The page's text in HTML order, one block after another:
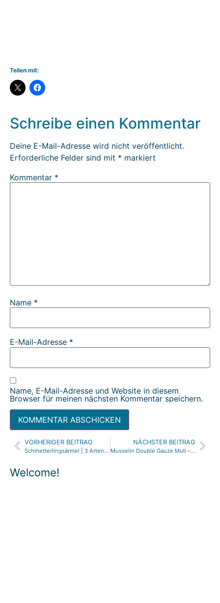
Welcome!
Teilen mit:
Schreibe einen Kommentar
Deine E-Mail-Adresse wird nicht veröffentlicht.
Erforderliche Felder sind mit * markiert
Kommentar *
Name *
E-Mail-Adresse *
Name, E-Mail-Adresse und Website in diesem
Browser für meinen nächsten Kommentar speichern.
Alternative:
VORHERIGER BEITRAG
Schmetterlingsärmel | 3 Arten Flügelärmel nähen | Flügelärmel konstruieren | SHIRT HACKS
NÄCHSTER BEITRAG
Musselin Double Gauze Mull – was ist das ? und worauf achten beim Verarbeiten und Nähen